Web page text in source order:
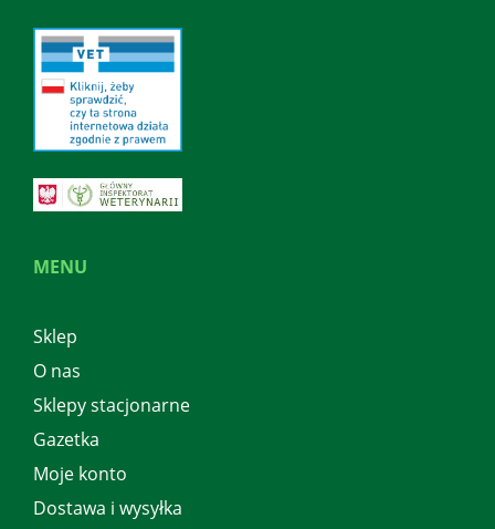
MENU
Sklep
O nas
Sklepy stacjonarne
Gazetka
Moje konto
Dostawa i wysyłka